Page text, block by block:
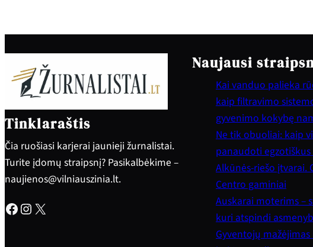
Tinklaraštis
Čia ruošiasi karjerai jaunieji žurnalistai.
Turite įdomų straipsnį? Pasikalbėkime –
naujienos@vilniauszinia.lt.
Facebook Instagram X
Naujausi
Kai vanduo palieka
kaip filtravimo
gyvenimo kokybę
Ne tik obuoliai: kaip
panaudoti egzotiškus
Alkūnės-riešo įtvarai.
Centro gaminiai
Auskarai moterims –
kuri atspindi
Gyventojų